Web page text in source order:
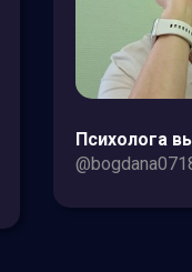
Психолога